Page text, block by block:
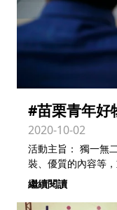
#苗栗青年好
2020-10-02
活動主旨： 獨一無
裝、優質的內容等
繼續閱讀